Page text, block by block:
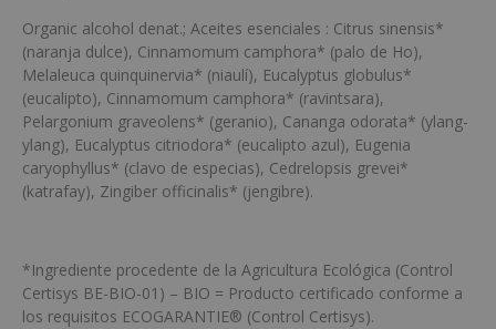
Organic alcohol denat.; Aceites esenciales : Citrus sinensis*
(naranja dulce), Cinnamomum camphora* (palo de Ho),
Melaleuca quinquinervia* (niaulí), Eucalyptus globulus*
(eucalipto), Cinnamomum camphora* (ravintsara),
Pelargonium graveolens* (geranio), Cananga odorata* (ylang-
ylang), Eucalyptus citriodora* (eucalipto azul), Eugenia
caryophyllus* (clavo de especias), Cedrelopsis grevei*
(katrafay), Zingiber officinalis* (jengibre).
*Ingrediente procedente de la Agricultura Ecológica (Control
Certisys BE-BIO-01) – BIO = Producto certificado conforme a
los requisitos ECOGARANTIE® (Control Certisys).